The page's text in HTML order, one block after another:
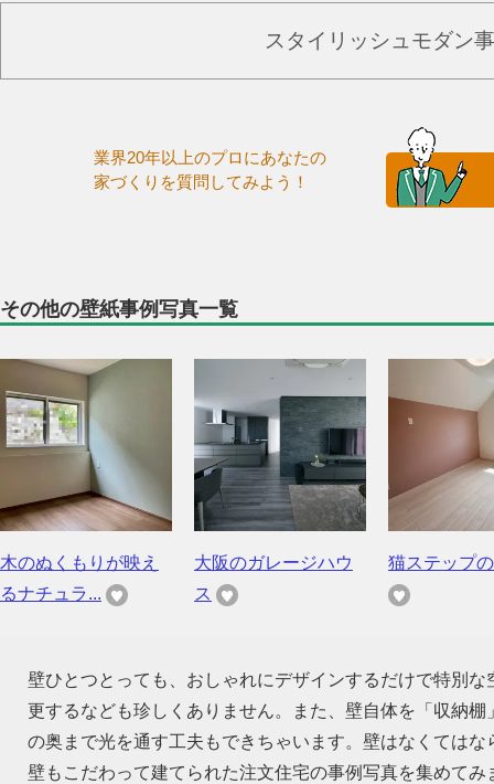
スタイリッシュモダン
業界20年以上のプロにあなたの
家づくりを質問してみよう！
その他の壁紙事例写真一覧
木のぬくもりが映え
るナチュラ...
大阪のガレージハウ
ス
猫ステップ
壁ひとつとっても、おしゃれにデザインするだけで特別
更するなども珍しくありません。また、壁自体を「収納
の奥まで光を通す工夫もできちゃいます。壁はなくては
壁もこだわって建てられた注文住宅の事例写真を集めて